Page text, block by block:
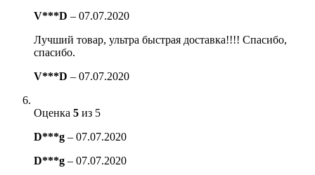
V***D – 07.07.2020
Лучший товар, ультра быстрая доставка!!!! Спасибо,
спасибо.
V***D – 07.07.2020
Оценка 5 из 5
D***g – 07.07.2020
D***g – 07.07.2020